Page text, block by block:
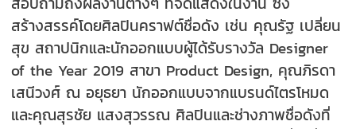
สร้างสรรค์โดยศิลปินคราฟต์ชื่อดัง เช่น คุณรัฐ เปลี่ยน
สุข สถาปนิกและนักออกแบบผู้ได้รับรางวัล Designer
of the Year 2019 สาขา Product Design, คุณภิรดา
เสนีวงศ์ ณ อยุธยา นักออกแบบจากแบรนด์ไตรโหมด
และคุณสุรชัย แสงสุวรรณ ศิลปินและช่างภาพชื่อดังที่